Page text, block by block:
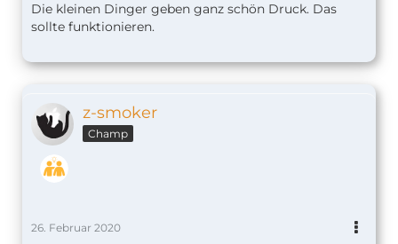
Die kleinen Dinger geben ganz schön Druck. Das
sollte funktionieren.
z-smoker
Champ
26. Februar 2020